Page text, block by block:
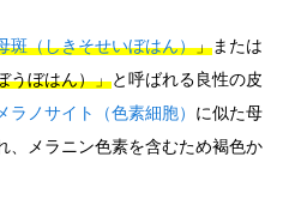
斑（しきそせいぼはん）」または
うぼはん）」と呼ばれる良性の皮
メラノサイト（色素細胞） に似た母
、メラニン色素を含むため褐色か